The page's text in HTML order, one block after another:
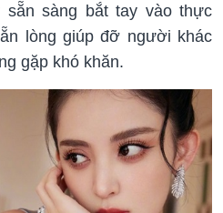
sẵn sàng bắt tay vào thực
lòng giúp đỡ người khác
gặp khó khăn.